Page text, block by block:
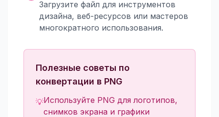
Загрузите файл для инструментов
дизайна, веб-ресурсов или мастеров
многократного использования.
Полезные советы по
конвертации в PNG
💡Используйте PNG для логотипов,
снимков экрана и графики